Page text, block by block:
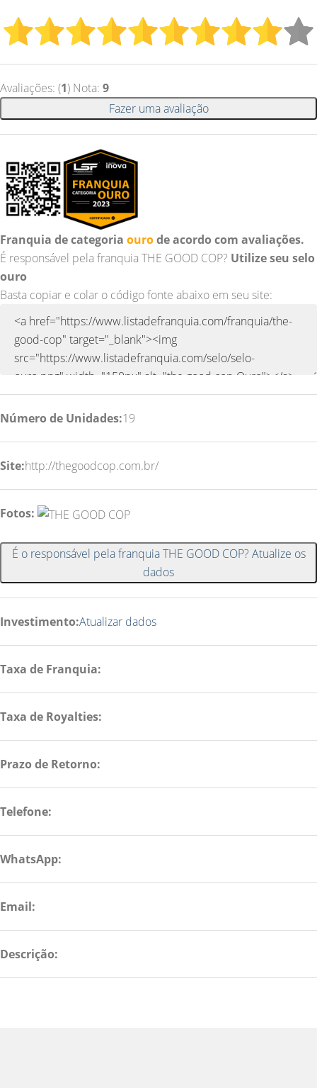
Avaliações: (1) Nota: 9
Fazer uma avaliação
Franquia de categoria ourode acordo com avaliações.
É responsável pela franquia THE GOOD COP? Utilize seu selo
ouro
Basta copiar e colar o código fonte abaixo em seu site:
Número de Unidades:19
Site:http://thegoodcop.com.br/
Fotos:
É o responsável pela franquia THE GOOD COP? Atualize os
dados
Investimento:Atualizar dados
Taxa de Franquia:
Taxa de Royalties:
Prazo de Retorno:
Telefone:
WhatsApp:
Email:
Descrição: